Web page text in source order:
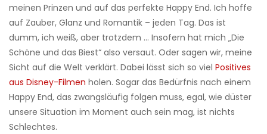
meinen Prinzen und auf das perfekte Happy End. Ich hoffe
auf Zauber, Glanz und Romantik – jeden Tag. Das ist
dumm, ich weiß, aber trotzdem … Insofern hat mich „Die
Schöne und das Biest“ also versaut. Oder sagen wir, meine
Sicht auf die Welt verklärt. Dabei lässt sich so viel Positives
aus Disney-Filmen holen. Sogar das Bedürfnis nach einem
Happy End, das zwangsläufig folgen muss, egal, wie düster
unsere Situation im Moment auch sein mag, ist nichts
Schlechtes.